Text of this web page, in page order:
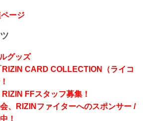
ージ
グッズ
CARD COLLECTION（ライコ
FFスタッフ募集！
、RIZINファイターへのスポンサー /
！